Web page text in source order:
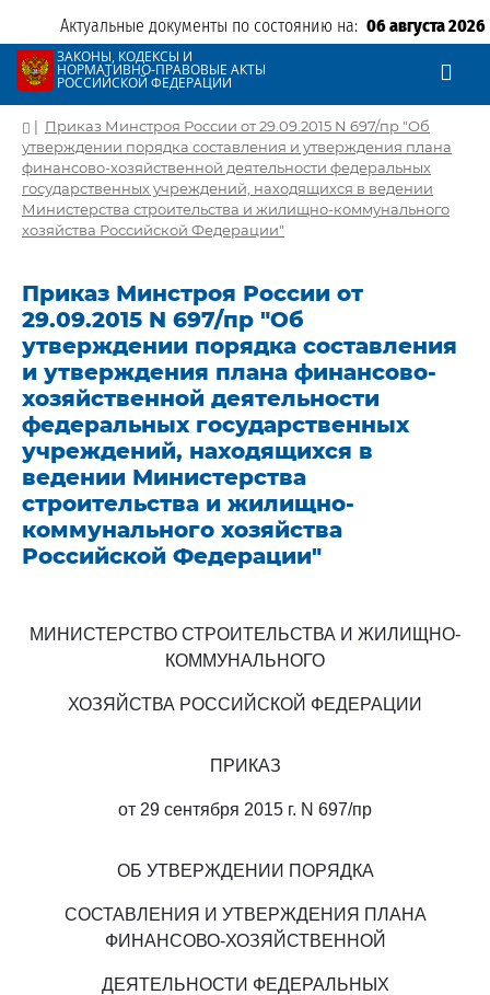
Актуальные документы по состоянию на: 06 августа 2026
ЗАКОНЫ, КОДЕКСЫ И
НОРМАТИВНО-ПРАВОВЫЕ АКТЫ
РОССИЙСКОЙ ФЕДЕРАЦИИ
| Приказ Минстроя России от 29.09.2015 N 697/пр "Об
утверждении порядка составления и утверждения плана
финансово-хозяйственной деятельности федеральных
государственных учреждений, находящихся в ведении
Министерства строительства и жилищно-коммунального
хозяйства Российской Федерации"
Приказ Минстроя России от
29.09.2015 N 697/пр "Об
утверждении порядка составления
и утверждения плана финансово-
хозяйственной деятельности
федеральных государственных
учреждений, находящихся в
ведении Министерства
строительства и жилищно-
коммунального хозяйства
Российской Федерации"
МИНИСТЕРСТВО СТРОИТЕЛЬСТВА И ЖИЛИЩНО-
КОММУНАЛЬНОГО
ХОЗЯЙСТВА РОССИЙСКОЙ ФЕДЕРАЦИИ
ПРИКАЗ
от 29 сентября 2015 г. N 697/пр
ОБ УТВЕРЖДЕНИИ ПОРЯДКА
СОСТАВЛЕНИЯ И УТВЕРЖДЕНИЯ ПЛАНА
ФИНАНСОВО-ХОЗЯЙСТВЕННОЙ
ДЕЯТЕЛЬНОСТИ ФЕДЕРАЛЬНЫХ